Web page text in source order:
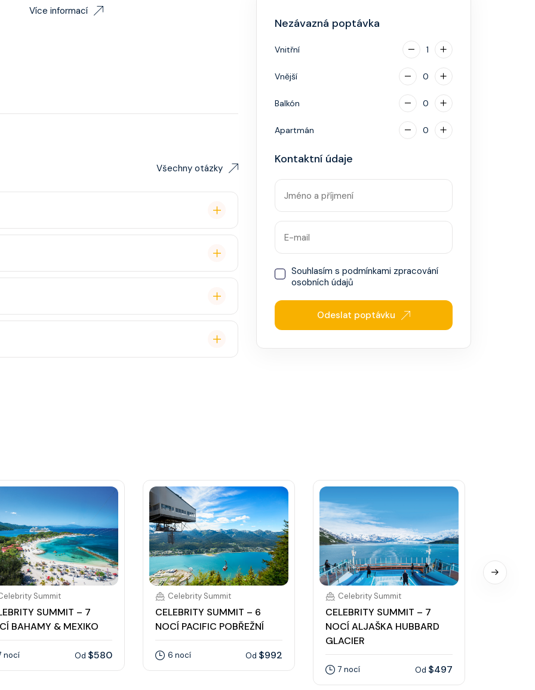
Více informací
Všechny otázky
Nezávazná poptávka
Vnitřní 1
Vnější 0
Balkón 0
Apartmán 0
Kontaktní údaje
Souhlasím spodmínkami zpracování
osobních údajů
Odeslat poptávku
Summit
SUMMIT – 7
BAHAMY & MEXIKO
nocí Od $580
Celebrity Summit
CELEBRITY SUMMIT – 6
NOCÍ PACIFIC POBŘEŽNÍ
6 nocí Od $992
Celebrity Summit
CELEBRITY SUMMIT – 7
NOCÍ ALJAŠKA HUBBARD
GLACIER
7 nocí Od $497